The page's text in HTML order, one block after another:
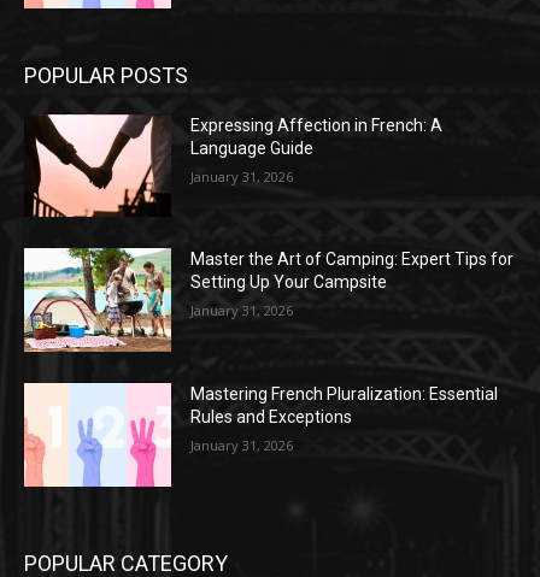
POPULAR POSTS
Expressing Affection in French: A
Language Guide
January 31, 2026
Master the Art of Camping: Expert Tips for
Setting Up Your Campsite
January 31, 2026
Mastering French Pluralization: Essential
Rules and Exceptions
January 31, 2026
POPULAR CATEGORY